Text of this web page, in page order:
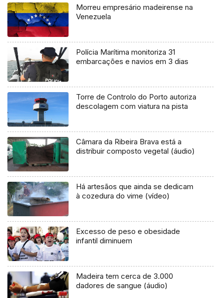
Morreu empresário madeirense na
Venezuela
Polícia Marítima monitoriza 31
embarcações e navios em 3 dias
Torre de Controlo do Porto autoriza
descolagem com viatura na pista
Câmara da Ribeira Brava está a
distribuir composto vegetal (áudio)
Há artesãos que ainda se dedicam
à cozedura do vime (vídeo)
Excesso de peso e obesidade
infantil diminuem
Madeira tem cerca de 3.000
dadores de sangue (áudio)